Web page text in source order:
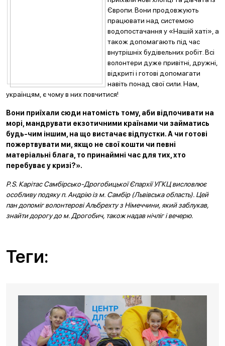
Європи. Вони продовжують
працювати над системою
водопостачання у «Нашій хаті», а
також допомагають під час
внутрішніх будівельних робіт. Всі
волонтери дуже привітні, дружні,
відкриті і готові допомагати
навіть понад свої сили. Нам,
українцям, є чому в них повчитися!
Вони приїхали сюди натомість тому, аби відпочивати на
морі, мандрувати екзотичними країнами чи займатись
будь-чим іншим, на що вистачає відпустки. А чи готові
пожертвувати ми, якщо не свої кошти чи певні
матеріальні блага, то принаймні час для тих, хто
перебуває у кризі?».
P.S. Карітас Самбірсько-Дрогобицької Єпархії УГКЦ висловлює
особливу подяку п. Андрію із м. Самбір (Львівська область). Цей
пан допоміг волонтерові Альбрехту з Німеччини, який заблукав,
знайти дорогу до м. Дрогобич, також надав нічліг і вечерю.
Теги: